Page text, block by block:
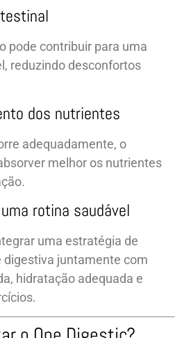
pode contribuir para uma
reduzindo desconfortos
dos nutrientes
adequadamente, o
melhor os nutrientes
rotina saudável
uma estratégia de
digestiva juntamente com
hidratação adequada e